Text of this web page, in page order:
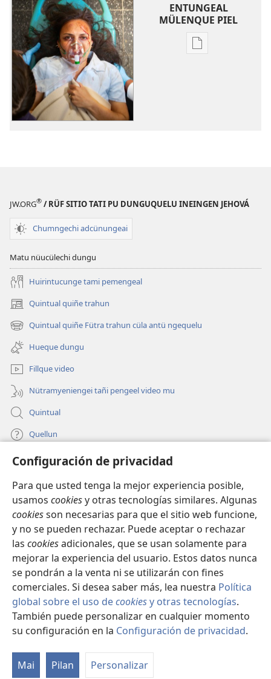
Configuración de privacidad
Para que usted tenga la mejor experiencia posible,
usamos cookiesy otras tecnologías similares. Algunas
cookiesson necesarias para que el sitio web funcione,
y no se pueden rechazar. Puede aceptar o rechazar
las cookiesadicionales, que se usan solamente para
mejorar la experiencia del usuario. Estos datos nunca
se pondrán a la venta ni se utilizarán con fines
comerciales. Si desea saber más, lea nuestra Política
global sobre el uso decookiesy otras tecnologías.
También puede personalizar en cualquier momento
su configuración en la Configuración de privacidad.
Mai Pilan Personalizar
ENTUNGEAL
MÜLENQUE PIEL
Chumngechi
JW.ORG® / RÜF SITIO TATI PU DUNGUQUELU INEINGEN JEHOVÁ
Chumngechi adcünungeai
Matu nüucülechi dungu
Huirintucunge tami pemengeal
Quintual quiñe trahun
(peafiel
quiñe
hue
pestaña
mu)
Quintual quiñe Fütra trahun cüla antü ngequelu
(peafiel
quiñe
hue
pestaña
mu)
Hueque dungu
Fillque video
Nütramyeniengei tañi pengeel video mu
Quintual
Quellun
Tami quelluntucuquem plata mu
quiñe
pestaña
mu)
INTERNET MÜLEYECHI LIFRU Watchtower™
(peafiel
quiñe
hue
pestaña
mu)
JW Hub
(peafiel
quiñe
hue
pestaña
mu)
JW Library ®
Copyright© 2026 Watch Tower Bible and Tract Society of Pennsylvania.
CONDICIONES DE USO|POLÍTICA DE PRIVACIDAD|
CONFIGURACIÓN DE PRIVACIDAD